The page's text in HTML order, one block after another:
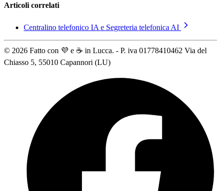
Articoli correlati
Centralino telefonico IA e Segreteria telefonica AI
© 2026 Fatto con 💜 e ☕️ in Lucca. - P. iva 01778410462 Via del
Chiasso 5, 55010 Capannori (LU)